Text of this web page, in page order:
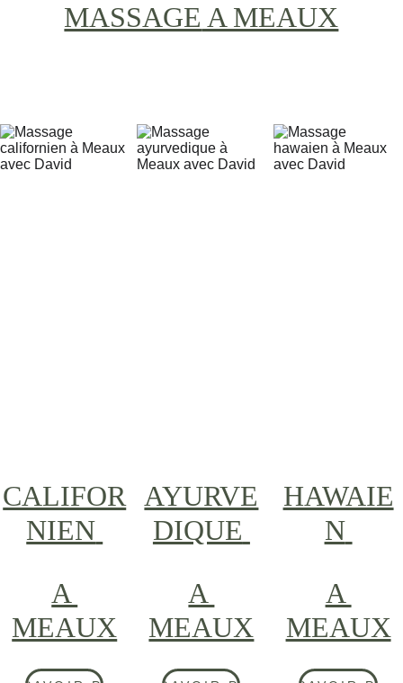
MASSAGE A MEAUX
AYURVE
DIQUE
A
MEAUX
HAWAIE
N
A
MEAUX
CALIFOR
NIEN
A
MEAUX